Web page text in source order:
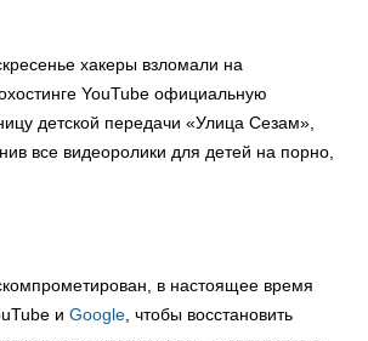
хакеры взломали на
YouTube официальную
детской передачи «Улица Сезам»,
все видеоролики для детей на порно,
в настоящее время
и Google , чтобы восстановить